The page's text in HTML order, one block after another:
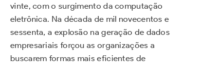
vinte, com o surgimento da computação
eletrônica. Na década de mil novecentos e
sessenta, a explosão na geração de dados
empresariais forçou as organizações a
buscarem formas mais eficientes de